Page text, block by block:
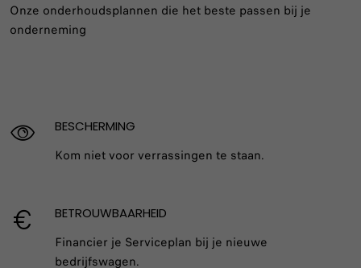
Onze onderhoudsplannen die het beste passen bij je
onderneming
BESCHERMING
Kom niet voor verrassingen te staan.
BETROUWBAARHEID
Financier je Serviceplan bij je nieuwe
bedrijfswagen.